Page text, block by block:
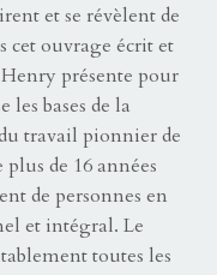
et se révèlent de
cet ouvrage écrit et
présente pour
bases de la
travail pionnier de
de 16 années
de personnes en
et intégral. Le
toutes les